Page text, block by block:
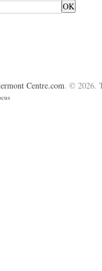
Centre.com. © 2026.